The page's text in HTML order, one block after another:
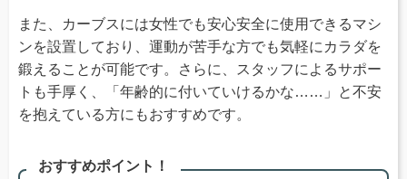
また、カーブスには女性でも安心安全に使用できるマシ
ンを設置しており、運動が苦手な方でも気軽にカラダを
鍛えることが可能です。さらに、スタッフによるサポー
トも手厚く、「年齢的に付いていけるかな……」と不安
を抱えている方にもおすすめです。
おすすめポイント！